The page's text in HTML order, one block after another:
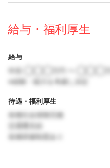
給与・福利厚生
給与
※経験・能力を考慮し決定
待遇・福利厚生
各種社会保険完備
交通費支給
各種研修制度あり